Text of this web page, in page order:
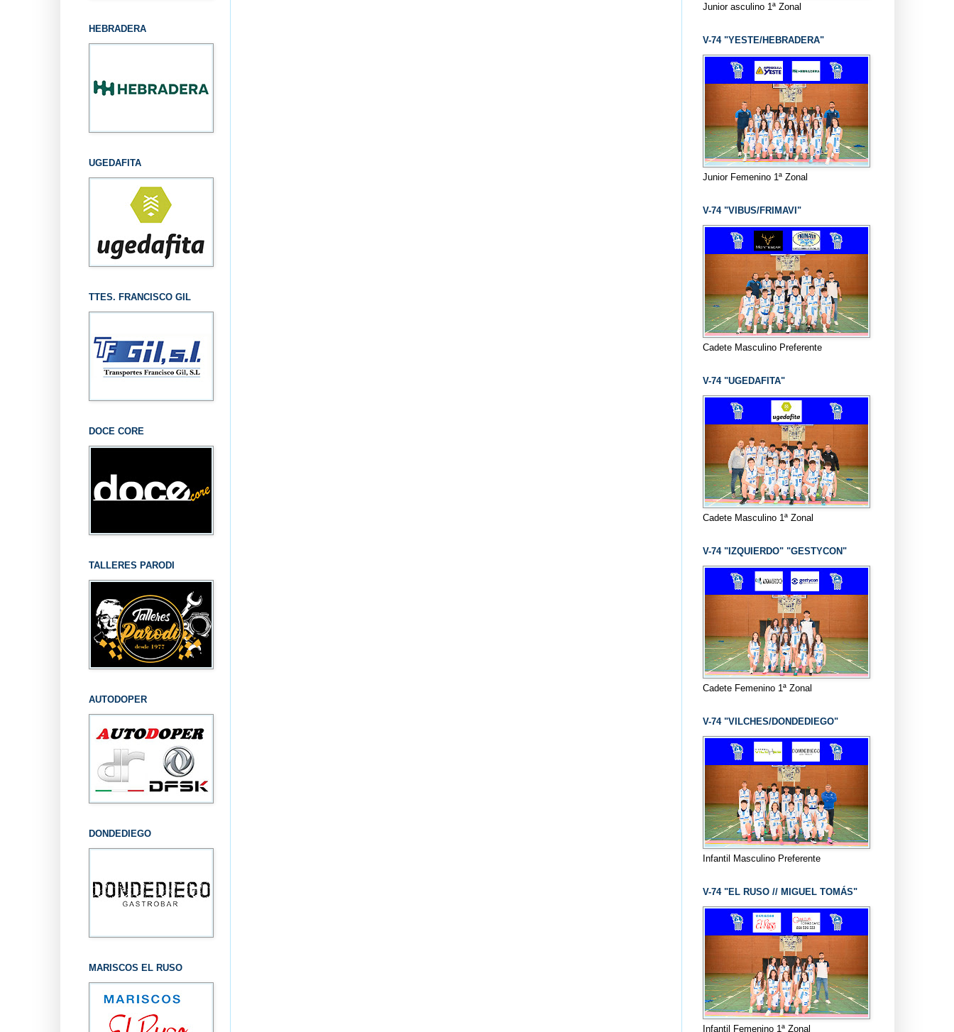
HEBRADERA
UGEDAFITA
TTES. FRANCISCO GIL
DOCE CORE
TALLERES PARODI
AUTODOPER
DONDEDIEGO
MARISCOS EL RUSO
Junior asculino 1ª Zonal
V-74 "YESTE/HEBRADERA"
Junior Femenino 1ª Zonal
V-74 "VIBUS/FRIMAVI"
Cadete Masculino Preferente
V-74 "UGEDAFITA"
Cadete Masculino 1ª Zonal
V-74 "IZQUIERDO" "GESTYCON"
Cadete Femenino 1ª Zonal
V-74 "VILCHES/DONDEDIEGO"
Infantil Masculino Preferente
V-74 "EL RUSO // MIGUEL TOMÁS"
Infantil Femenino 1ª Zonal